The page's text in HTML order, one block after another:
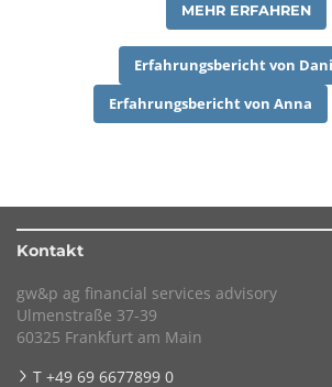
MEHR ERFAHREN
Erfahrungsbericht von
Erfahrungsbericht von Anna
Kontakt
gw&p ag financial services advisory
Ulmenstraße 37-39
60325 Frankfurt am Main
T +49 69 6677899 0